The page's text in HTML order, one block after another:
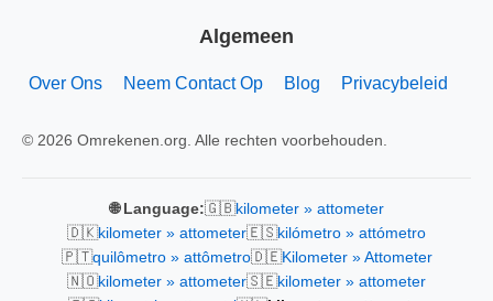
Algemeen
Over Ons Neem Contact Op Blog Privacybeleid
© 2026 Omrekenen.org. Alle rechten voorbehouden.
🌐 Language:🇬🇧kilometer » attometer
🇩🇰kilometer » attometer🇪🇸kilómetro » attómetro
🇵🇹quilômetro » attômetro🇩🇪Kilometer » Attometer
🇳🇴kilometer » attometer🇸🇪kilometer » attometer